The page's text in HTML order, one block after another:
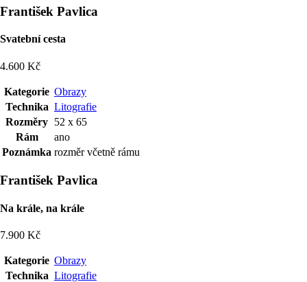
František Pavlica
Svatební cesta
4.600 Kč
Kategorie Obrazy
Technika Litografie
Rozměry 52 x 65
Rám
ano
Poznámka rozměr včetně rámu
František Pavlica
Na krále, na krále
7.900 Kč
Kategorie Obrazy
Technika Litografie